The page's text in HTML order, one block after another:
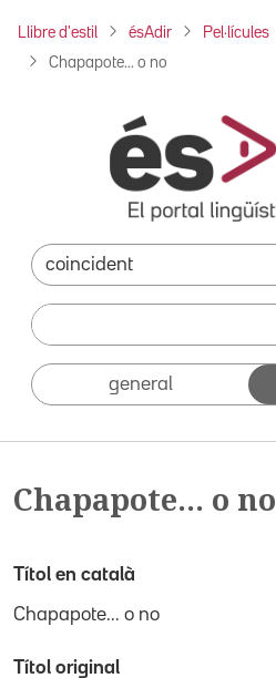
Llibre d'estil ésAdir Pel·lícules
Chapapote... o no
general
Chapapote... o no
Títol en català
Chapapote... o no
Títol original